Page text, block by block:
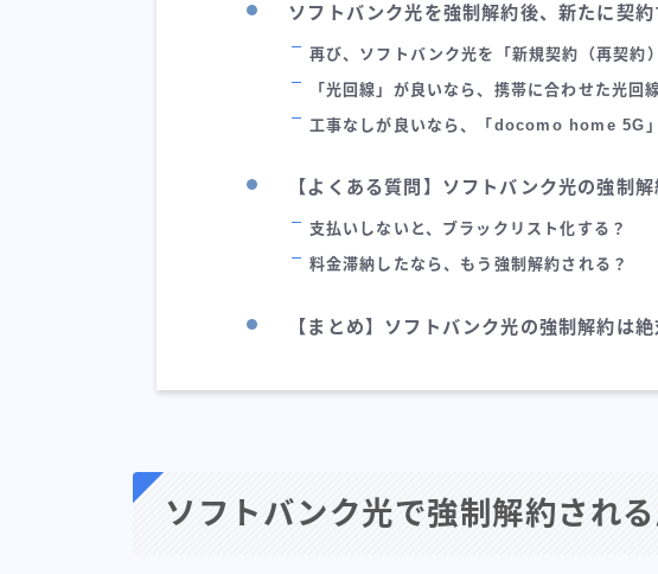
ソフトバンク光を強制解約後、新たに契
再び、ソフトバンク光を「新規契約（再契約
「光回線」が良いなら、携帯に合わせた光回
工事なしが良いなら、「docomo home 5G」
【よくある質問】ソフトバンク光の強制
支払いしないと、ブラックリスト化する？
料金滞納したなら、もう強制解約される？
【まとめ】ソフトバンク光の強制解約は絶
ソフトバンク光で強制解約される